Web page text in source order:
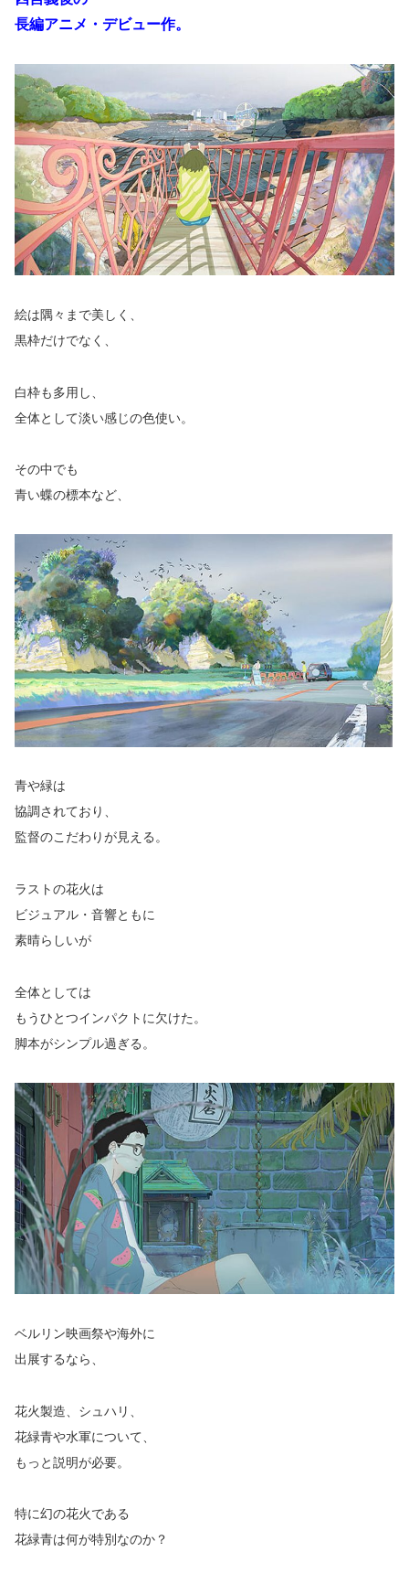
長編アニメ・デビュー作。
絵は隅々まで美しく、
黒枠だけでなく、
白枠も多用し、
全体として淡い感じの色使い。
その中でも
青い蝶の標本など、
青や緑は
協調されており、
監督のこだわりが見える。
ラストの花火は
ビジュアル・音響ともに
素晴らしいが
全体としては
もうひとつインパクトに欠けた。
脚本がシンプル過ぎる。
ベルリン映画祭や海外に
出展するなら、
花火製造、シュハリ、
花緑青や水軍について、
もっと説明が必要。
特に幻の花火である
花緑青は何が特別なのか？